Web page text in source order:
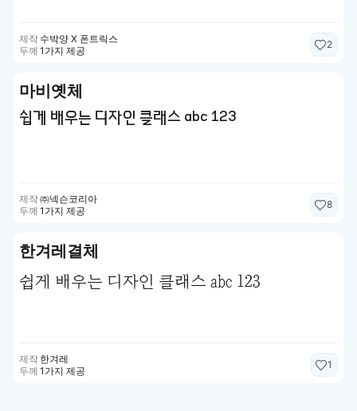
제작 수박양 X 폰트릭스
두께 1가지 제공
2
마비옛체
쉽게 배우는 디자인 클래스 abc 123
제작㈜넥슨코리아
두께 1가지 제공
8
한겨레결체
쉽게 배우는 디자인 클래스 abc 123
제작 한겨레
두께 1가지 제공
1